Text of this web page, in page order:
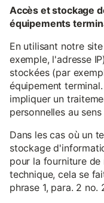
Accès et stockage
équipements
En utilisant notre
exemple, l'adresse
stockées (par
équipement
impliquer un
personnelles au sens
Dans les cas où un
stockage
pour la fourniture de
technique, cela se
phrase 1, para. 2 no.